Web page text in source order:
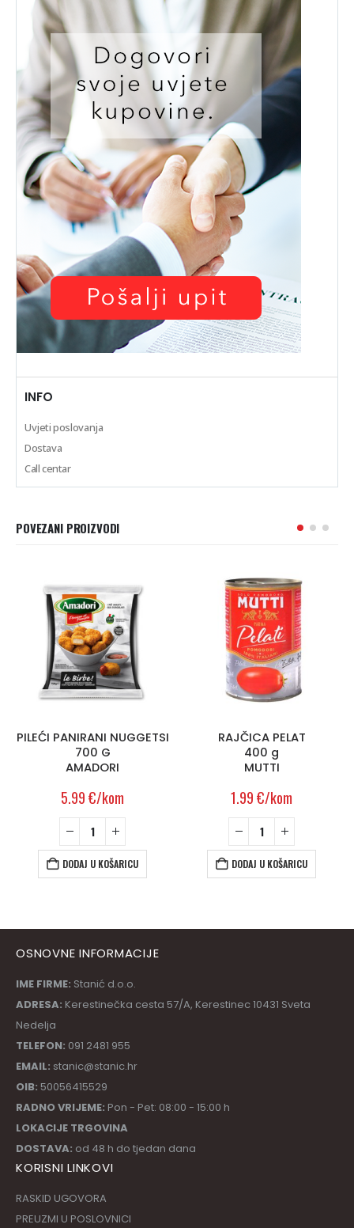
INFO
Uvjeti poslovanja
Dostava
Call centar
POVEZANI PROIZVODI
PILEĆI PANIRANI NUGGETSI
700 G
AMADORI
5.99€/kom
DODAJ U KOŠARICU
RAJČICA PELAT
400 g
MUTTI
1.99€/kom
DODAJ U KOŠARICU
OSNOVNE INFORMACIJE
IME FIRME: Stanić d.o.o.
ADRESA: Kerestinečka cesta 57/A, Kerestinec 10431 Sveta
Nedelja
TELEFON: 091 2481 955
EMAIL: stanic@stanic.hr
OIB: 50056415529
RADNO VRIJEME: Pon - Pet: 08:00 - 15:00 h
LOKACIJE TRGOVINA
DOSTAVA: od 48 h do tjedan dana
KORISNI LINKOVI
RASKID UGOVORA
PREUZMI U POSLOVNICI